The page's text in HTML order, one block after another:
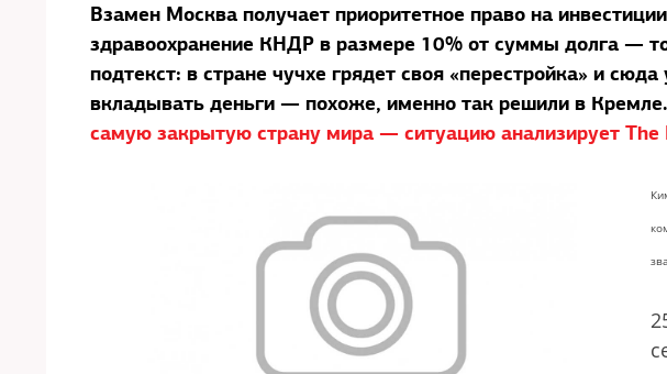
Взамен Москва получает приоритетное право на
здравоохранение КНДР в размере 10% от суммы долга —
подтекст: в стране чучхе грядет своя «перестройка» и
вкладывать деньги — похоже, именно так решили в Кремле.
самую закрытую страну мира — ситуацию анализирует The